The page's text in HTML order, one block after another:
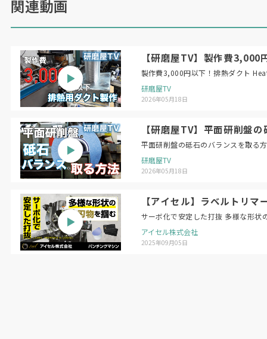
関連動画
【研磨屋TV】製作費
製作
研磨屋TV
2026年05月18日
【研磨屋TV】平面研削
研磨屋TV
2026年05月18日
【アイセル】ラベルトリ
サーボ化で安定した打抜 多様な形状
アイセル株式会社
2025年09月05日